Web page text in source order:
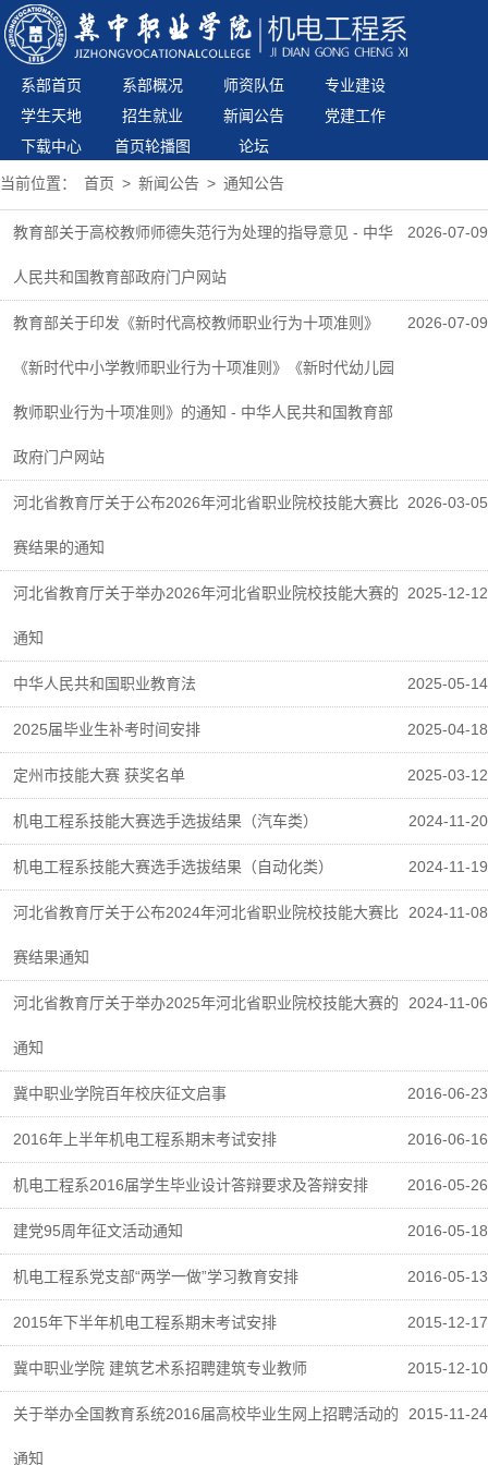
系部首页 系部概况 师资队伍
专业建设
学生天地
招生就业 新闻公告
党建工作
下载中心
首页轮播图 论坛
当前位置： 首页 > 新闻公告 > 通知公告
教育部关于高校教师师德失范行为处理的指导意见 - 中华
人民共和国教育部政府门户网站
2026-07-09
教育部关于印发《新时代高校教师职业行为十项准则》
《新时代中小学教师职业行为十项准则》《新时代幼儿园
教师职业行为十项准则》的通知 - 中华人民共和国教育部
政府门户网站
2026-07-09
河北省教育厅关于公布2026年河北省职业院校技能大赛比
赛结果的通知
2026-03-05
河北省教育厅关于举办2026年河北省职业院校技能大赛的
通知
2025-12-12
中华人民共和国职业教育法 2025-05-14
2025届毕业生补考时间安排 2025-04-18
定州市技能大赛 获奖名单 2025-03-12
机电工程系技能大赛选手选拔结果（汽车类） 2024-11-20
机电工程系技能大赛选手选拔结果（自动化类） 2024-11-19
河北省教育厅关于公布2024年河北省职业院校技能大赛比
赛结果通知
2024-11-08
河北省教育厅关于举办2025年河北省职业院校技能大赛的
通知
2024-11-06
冀中职业学院百年校庆征文启事 2016-06-23
2016年上半年机电工程系期末考试安排 2016-06-16
机电工程系2016届学生毕业设计答辩要求及答辩安排 2016-05-26
建党95周年征文活动通知 2016-05-18
机电工程系党支部“两学一做”学习教育安排 2016-05-13
2015年下半年机电工程系期末考试安排 2015-12-17
冀中职业学院 建筑艺术系招聘建筑专业教师 2015-12-10
关于举办全国教育系统2016届高校毕业生网上招聘活动的
通知
2015-11-24